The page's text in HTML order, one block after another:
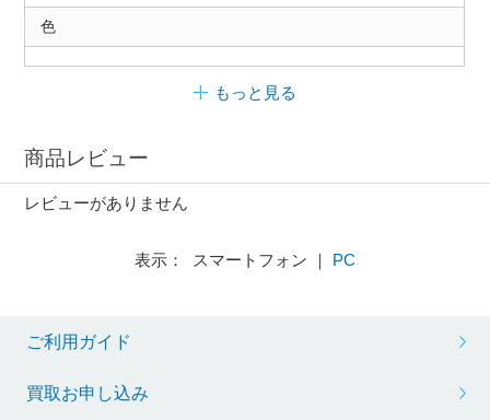
色
もっと見る
商品レビュー
レビューがありません
表示： スマートフォン ｜ PC
ご利用ガイド
買取お申し込み